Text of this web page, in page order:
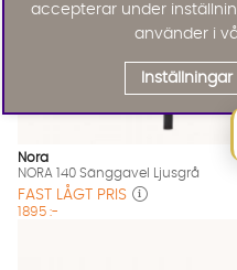
Nora
NORA 140 Sänggavel Ljusgrå
FAST LÅGT PRIS
1895 :-
accepterar under
använder i
Inställningar